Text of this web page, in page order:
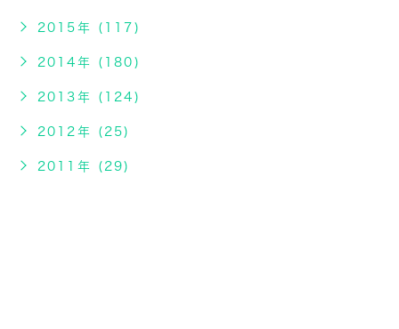
2015年 (117)
2014年 (180)
2013年 (124)
2012年 (25)
2011年 (29)